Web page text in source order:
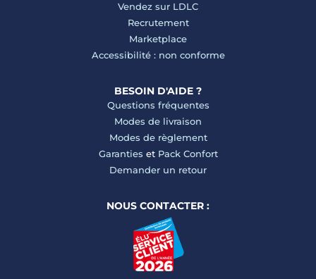
Vendez sur LDLC
Recrutement
Marketplace
Accessibilité : non conforme
BESOIN D'AIDE ?
Questions fréquentes
Modes de livraison
Modes de règlement
Garanties et Pack Confort
Demander un retour
NOUS CONTACTER :